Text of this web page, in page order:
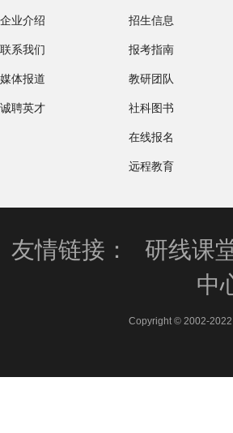
企业介绍
联系我们
媒体报道
诚聘英才
招生信息
报考指南
教研团队
社科图书
在线报名
远程教育
友情链接： 研线课
中
Copyright © 2002-2022